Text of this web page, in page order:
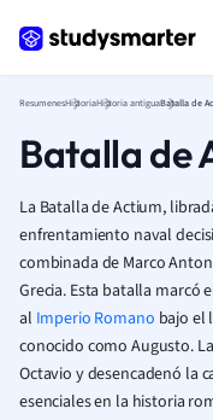
ResumenesHistoriaHistoria antiguaBatalla de
Batalla de
La Batalla de Actium,
enfrentamiento naval
combinada de Marco
Grecia. Esta batalla marcó
al Imperio Romano bajo el
conocido como Augusto.
Octavio y desencadenó la
esenciales en la historia